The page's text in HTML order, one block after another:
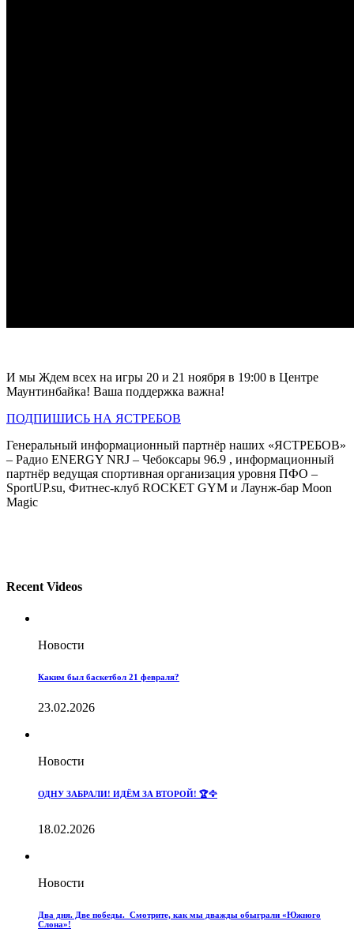
И мы Ждем всех на игры 20 и 21 ноября в 19:00 в Центре
Маунтинбайка! Ваша поддержка важна!
ПОДПИШИСЬ НА ЯСТРЕБОВ
Генеральный информационный партнёр наших «ЯСТРЕБОВ»
– Радио ENERGY NRJ – Чебоксары 96.9 , информационный
партнёр ведущая спортивная организация уровня ПФО –
SportUP.su, Фитнес-клуб ROCKET GYM и Лаунж-бар Moon
Magic
Recent Videos
Новости
Каким был баскетбол 21 февраля?
23.02.2026
Новости
ОДНУ ЗАБРАЛИ! ИДЁМ ЗА ВТОРОЙ! 🏆🦅
18.02.2026
Новости
Два дня. Две победы. Смотрите, как мы дважды обыграли «Южного
Слона»!